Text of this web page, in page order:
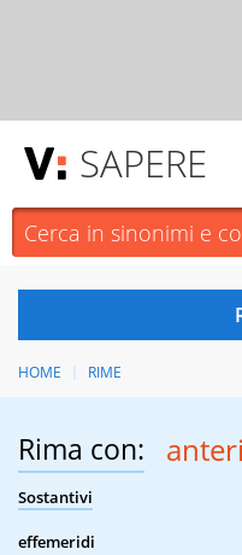
SAPERE
HOME RIME
Rima con:
Sostantivi
effemeridi